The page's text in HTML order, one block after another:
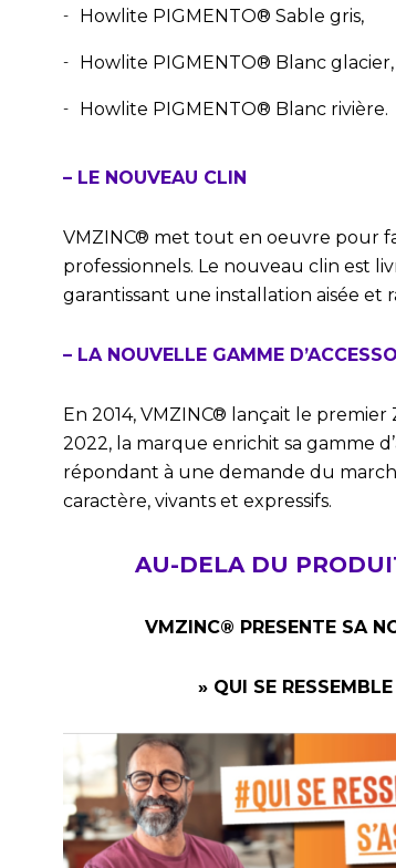
Howlite PIGMENTO® Sable gris,
Howlite PIGMENTO® Blanc glacier,
Howlite PIGMENTO® Blanc rivière.
– LE NOUVEAU CLIN
VMZINC® met tout en oeuvre pour
professionnels. Le nouveau clin est
garantissant une installation aisée et
– LA NOUVELLE GAMME
En 2014, VMZINC® lançait le premier
2022, la marque enrichit sa gamme
répondant à une demande du
caractère, vivants et expressifs.
AU-DELA DU
VMZINC® PRESENTE SA
» QUI SE